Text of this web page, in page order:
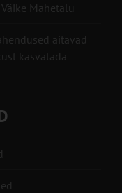
Mahetalu
aitavad
kasvatada